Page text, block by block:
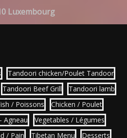
Luxembourg
Tandoori chicken/Poulet Tandoor
Tandoori Beef Grill
Tandoori lamb
/ Poissons
Chicken / Poulet
Agneau
Vegetables / Légumes
/ Pain Tibetan Menu
Desserts